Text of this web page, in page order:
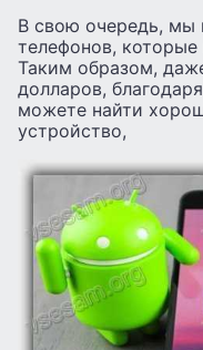
В свою очередь, мы
телефонов,
Таким образом,
долларов,
можете найти
устройство,